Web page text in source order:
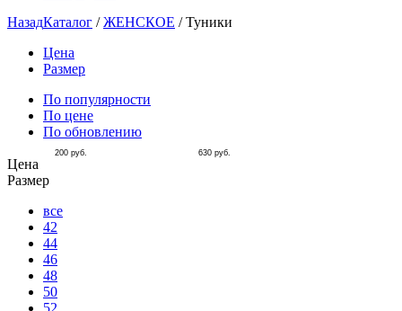
НазадКаталог /ЖЕНСКОЕ /Туники
Цена
Размер
По популярности
По цене
По обновлению
Цена
200 руб. 630 руб.
Размер
все
42
44
46
48
50
52